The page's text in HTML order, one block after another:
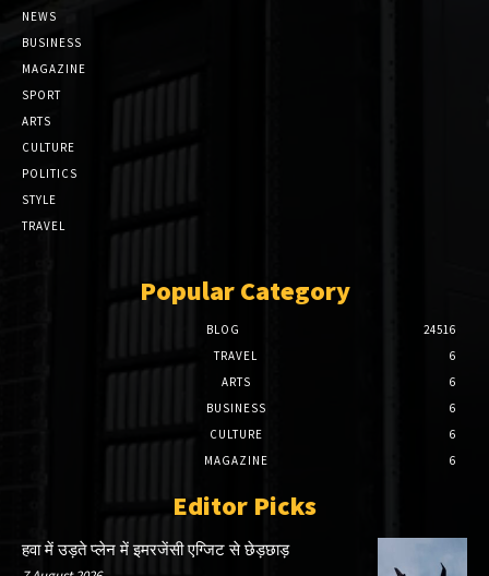
NEWS
BUSINESS
MAGAZINE
SPORT
ARTS
CULTURE
POLITICS
STYLE
TRAVEL
Popular Category
BLOG
24516
TRAVEL
6
ARTS
6
BUSINESS
6
CULTURE
6
MAGAZINE
6
Editor Picks
हवा में उड़ते प्लेन में इमरजेंसी एग्जिट से छेड़छाड़